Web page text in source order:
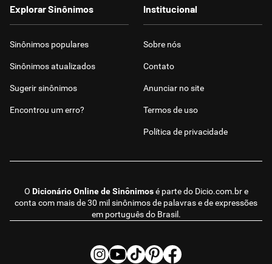
O Dicionário Online de Sinônimosé parte do Dicio.com.bre
conta com mais de 30 mil sinônimos de palavras e de expressões
em português do Brasil.
Explorar Sinônimos
Sinônimos populares
Sinônimos atualizados
Sugerir sinônimos
Encontrou um erro?
Institucional
Sobre nós
Contato
Anunciar no site
Termos de uso
Política de privacidade